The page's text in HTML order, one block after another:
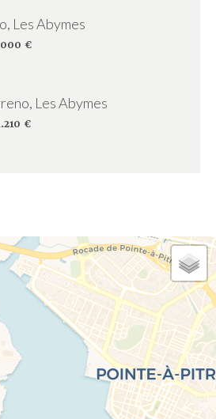
Les Abymes
€
Les Abymes
€